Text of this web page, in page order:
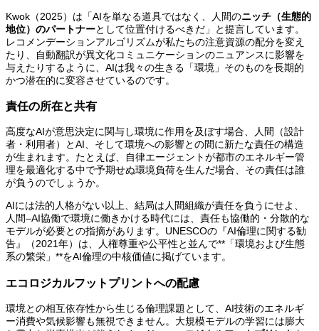
Kwok（2025）は「AIを単なる道具ではなく、人間のニッチ（生態的
地位）のパートナーとして位置付けるべきだ」と提言しています。
レコメンデーションアルゴリズムが私たちの注意資源の配分を変え
たり、自動翻訳が異文化コミュニケーションのニュアンスに影響を
与えたりするように、AIは我々の生きる「環境」そのものを長期的
かつ潜在的に変容させているのです。
責任の所在と共有
高度なAIが意思決定に関与し環境に作用を及ぼす場合、人間（設計
者・利用者）とAI、そして環境への影響との間に新たな責任の構造
が生まれます。たとえば、自律エージェントが都市のエネルギー管
理を最適化する中で予期せぬ環境負荷を生んだ場合、その責任は誰
が負うのでしょうか。
AIには法的人格がない以上、結局は人間組織が責任を負うにせよ、
人間–AI協働で環境に働きかける時代には、責任も協働的・分散的な
モデルが必要との指摘があります。UNESCOの『AI倫理に関する勧
告』（2021年）は、人権尊重や公平性と並んで**「環境および生態
系の繁栄」**をAI倫理の中核価値に掲げています。
エコロジカルフットプリントへの配慮
環境との相互依存性から生じる倫理課題として、AI技術のエネルギ
ー消費や気候影響も無視できません。大規模モデルの学習には膨大